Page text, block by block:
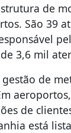
de
São 39
3,6 mil
de
de
está